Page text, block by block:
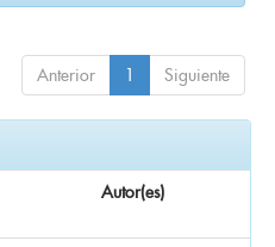
Anterior 1 Siguiente
Autor(es)